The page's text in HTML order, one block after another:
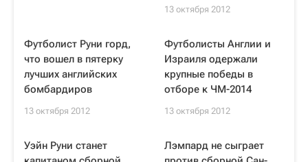
13 октября 2012
Футболист Руни горд,
что вошел в пятерку
лучших английских
бомбардиров
13 октября 2012
Футболисты Англии и
Израиля одержали
крупные победы в
отборе к ЧМ-2014
13 октября 2012
Уэйн Руни станет
Лэмпард не сыграет